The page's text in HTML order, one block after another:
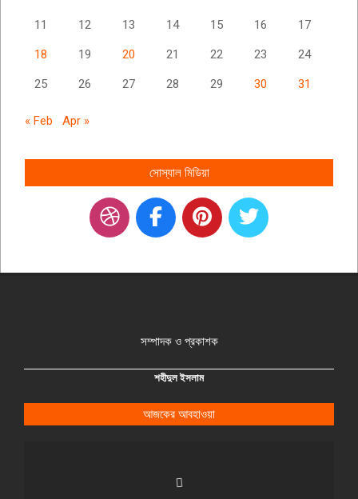
11 12 13 14 15 16 17
18 19 20 21 22 23 24
25 26 27 28 29 30 31
« Feb Apr »
সোস্যাল মিডিয়া
সম্পাদক ও প্রকাশক
শহীদুল ইসলাম
আজকের আবহাওয়া